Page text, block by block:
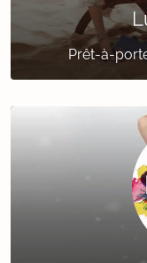
Prêt-à-